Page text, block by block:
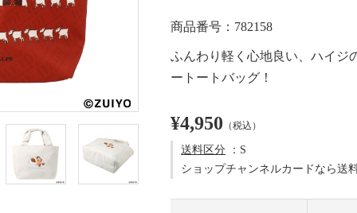
商品番号：782158
ふんわり軽く心地良い、ハイジ
ートートバッグ！
¥4,950 （税込）
送料区分 ：S
ショップチャンネルカードなら送